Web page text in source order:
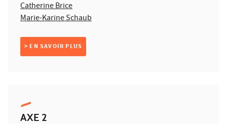
Catherine Brice
Marie-Karine Schaub
> EN SAVOIR PLUS
AXE 2